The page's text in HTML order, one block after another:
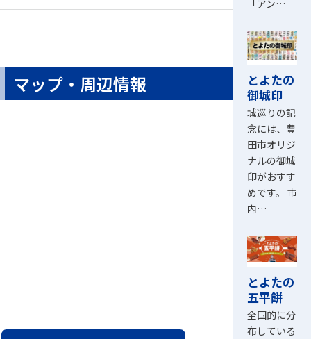
マップ・周辺情報
「アン…
とよたの
御城印
城巡りの記
念には、豊
田市オリジ
ナルの御城
印がおすす
めです。 市
内…
とよたの
五平餅
全国的に分
布している